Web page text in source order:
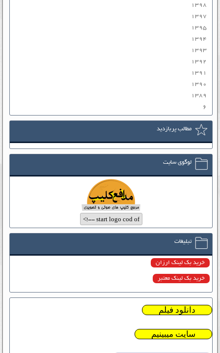
۱۳۹۸
۱۳۹۷
۱۳۹۵
۱۳۹۴
۱۳۹۳
۱۳۹۲
۱۳۹۱
۱۳۹۰
۱۳۸۹
۶
مطالب پربازدید
لوگوی سایت
تبلیغات
خرید بک لینک ارزان
خرید بک لینک معتبر
دانلود فیلم
سایت میبینیم